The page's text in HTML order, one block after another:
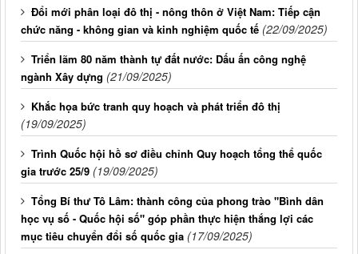
Đổi mới phân loại đô thị - nông thôn ở Việt Nam: Tiếp cận
chức năng - không gian và kinh nghiệm quốc tế (22/09/2025)
Triển lãm 80 năm thành tự đất nước: Dấu ấn công nghệ
ngành Xây dựng (21/09/2025)
Khắc họa bức tranh quy hoạch và phát triển đô thị
(19/09/2025)
Trình Quốc hội hồ sơ điều chỉnh Quy hoạch tổng thể quốc
gia trước 25/9 (19/09/2025)
Tổng Bí thư Tô Lâm: thành công của phong trào "Bình dân
học vụ số - Quốc hội số" góp phần thực hiện thắng lợi các
mục tiêu chuyển đổi số quốc gia (17/09/2025)